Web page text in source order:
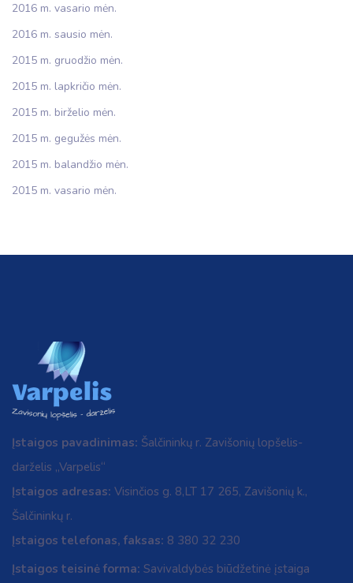
2016 m. vasario mėn.
2016 m. sausio mėn.
2015 m. gruodžio mėn.
2015 m. lapkričio mėn.
2015 m. birželio mėn.
2015 m. gegužės mėn.
2015 m. balandžio mėn.
2015 m. vasario mėn.
Įstaigos pavadinimas: Šalčininkų r. Zavišonių lopšelis-
darželis „Varpelis“
Įstaigos adresas: Visinčios g. 8,LT 17 265, Zavišonių k.,
Šalčininkų r.
Įstaigos telefonas, faksas: 8 380 32 230
Įstaigos teisinė forma: Savivaldybės biūdžetinė įstaiga